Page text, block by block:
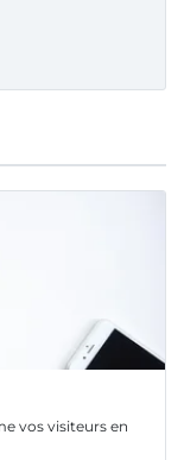
vos visiteurs en